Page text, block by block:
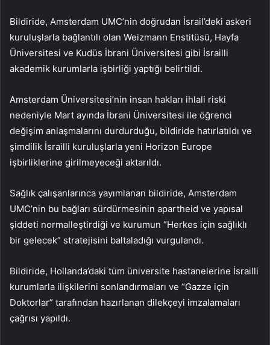
Bildiride, Amsterdam UMC’nin doğrudan İsrail’deki askeri
kuruluşlarla bağlantılı olan Weizmann Enstitüsü, Hayfa
Üniversitesi ve Kudüs İbrani Üniversitesi gibi İsrailli
akademik kurumlarla işbirliği yaptığı belirtildi.
Amsterdam Üniversitesi’nin insan hakları ihlali riski
nedeniyle Mart ayında İbrani Üniversitesi ile öğrenci
değişim anlaşmalarını durdurduğu, bildiride hatırlatıldı ve
şimdilik İsrailli kuruluşlarla yeni Horizon Europe
işbirliklerine girilmeyeceği aktarıldı.
Sağlık çalışanlarınca yayımlanan bildiride, Amsterdam
UMC’nin bu bağları sürdürmesinin apartheid ve yapısal
şiddeti normalleştirdiği ve kurumun “Herkes için sağlıklı
bir gelecek” stratejisini baltaladığı vurgulandı.
Bildiride, Hollanda’daki tüm üniversite hastanelerine İsrailli
kurumlarla ilişkilerini sonlandırmaları ve “Gazze için
Doktorlar” tarafından hazırlanan dilekçeyi imzalamaları
çağrısı yapıldı.